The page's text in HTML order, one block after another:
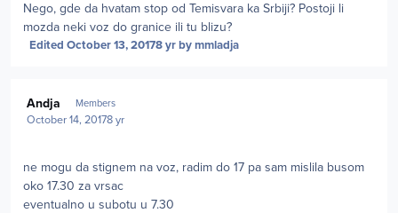
Nego, gde da hvatam stop od Temisvara ka Srbiji? Postoji li
mozda neki voz do granice ili tu blizu?
Edited October 13, 20178 yrby mmladja
Andja Members
October 14, 20178 yr
ne mogu da stignem na voz, radim do 17 pa sam mislila busom
oko 17.30 za vrsac
eventualno u subotu u 7.30